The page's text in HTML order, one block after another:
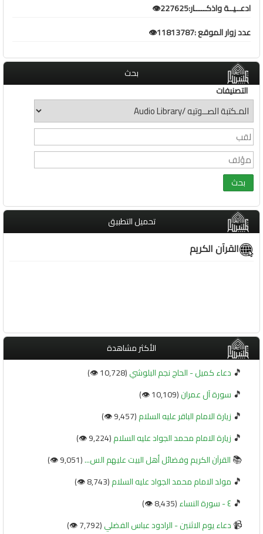
ادعــيــة واذكـــــار:227625👁️
عدد زوار الموقع :11813787👁️
بحث
التصنيفات
تحميل التطبيق
القرآن الكريم
الأكثر مشاهدة
🎵 دعاء كميل - الحاج نجم البلوشي(10,728 👁️)
🎵 سورة آل عمران(10,109 👁️)
🎵 زيارة الامام الباقر عليه السلام(9,457 👁️)
🎵 زيارة الامام محمد الجواد عليه السلام(9,224 👁️)
📚القرآن الكريم وفضائل أهل البيت عليهم الس...(9,051 👁️)
🎵 مولد الامام محمد الجواد عليه السلام(8,743 👁️)
🎵 ٤ - سورة النساء (8,435 👁️)
📹دعاء يوم الاثنين - الرادود عباس الفضلي(7,792 👁️)